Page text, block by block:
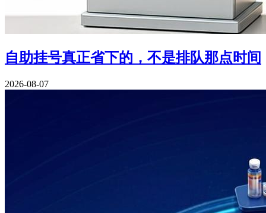
自助挂号真正省下的，不是排队那点时间
2026-08-07